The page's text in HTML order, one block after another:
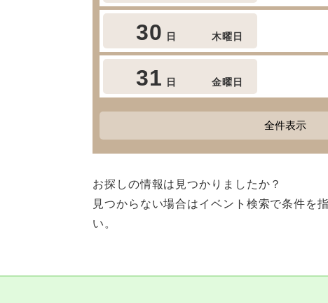
30 日 木曜日
31 日 金曜日
全件表示
お探しの情報は見つかりましたか？
見つからない場合はイベント検索で条件を
い。